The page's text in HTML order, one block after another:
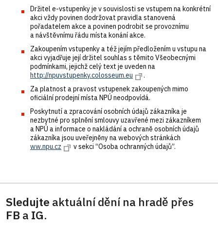
Držitel e-vstupenky je v souvislosti se vstupem na konkrétní
akci vždy povinen dodržovat pravidla stanovená
pořadatelem akce a povinen podrobit se provoznímu
a návštěvnímu řádu místa konání akce.
Zakoupením vstupenky a též jejím předložením u vstupu na
akci vyjadřuje její držitel souhlas s těmito Všeobecnými
podmínkami, jejichž celý text je uveden na
http://npuvstupenky.colosseum.eu
.
Za platnost a pravost vstupenek zakoupených mimo
oficiální prodejní místa NPÚ neodpovídá.
Poskytnutí a zpracování osobních údajů zákazníka je
nezbytné pro splnění smlouvy uzavřené mezi zákazníkem
a NPÚ a informace o nakládání a ochraně osobních údajů
zákazníka jsou uveřejněny na webových stránkách
ww.npu.cz
v sekci “Osoba ochranných údajů”.
Sledujte aktuální dění na hradě přes
FB a IG.